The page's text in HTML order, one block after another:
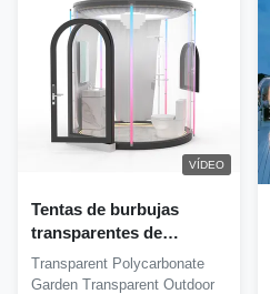
VÍDEO
Tentas de burbujas
transparentes de
policarbonato de
diámetro 2
Transparent Polycarbonate
Garden Transparent Outdoor